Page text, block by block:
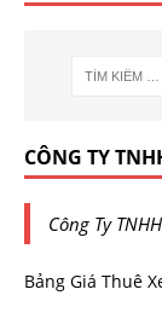
CÔNG TY
Công Ty
Bảng Giá Thuê